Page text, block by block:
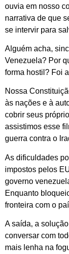
ouvia em nosso
narrativa de que
se intervir para
Alguém acha,
Venezuela? Por
forma hostil? Foi
Nossa
às nações e à
cobrir seus
assistimos esse
guerra contra o
As dificuldades
impostos pelos
governo
Enquanto
fronteira com o
A saída, a
conversar com
mais lenha na